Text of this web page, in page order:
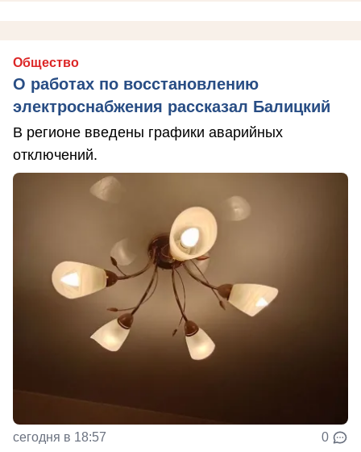
Общество
О работах по восстановлению
электроснабжения рассказал Балицкий
В регионе введены графики аварийных
отключений.
сегодня в 18:57 0